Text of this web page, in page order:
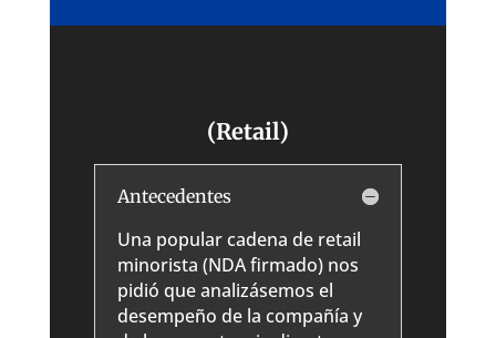
(Retail)
Antecedentes
Una popular cadena de retail
minorista (NDA firmado) nos
pidió que analizásemos el
desempeño de la compañía y